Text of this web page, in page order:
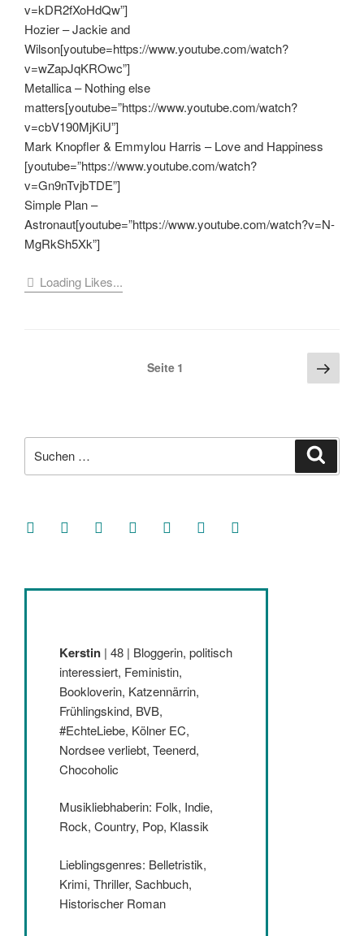
v=kDR2fXoHdQw”]
Hozier – Jackie and
Wilson[youtube=https://www.youtube.com/watch?
v=wZapJqKROwc”]
Metallica – Nothing else
matters[youtube=”https://www.youtube.com/watch?
v=cbV190MjKiU”]
Mark Knopfler & Emmylou Harris – Love and Happiness
[youtube=”https://www.youtube.com/watch?
v=Gn9nTvjbTDE”]
Simple Plan –
Astronaut[youtube=”https://www.youtube.com/watch?v=N-
MgRkSh5Xk”]
Loading Likes...
Seitennummerierung
Seite 1
Seite
nach:
facebooksoundcloud
twitter mastodoninstagramthreads goodreads
Kerstin | 48 | Bloggerin, politisch
interessiert, Feministin,
Bookloverin, Katzennärrin,
Frühlingskind, BVB,
#EchteLiebe, Kölner EC,
Nordsee verliebt, Teenerd,
Chocoholic
Musikliebhaberin: Folk, Indie,
Rock, Country, Pop, Klassik
Lieblingsgenres: Belletristik,
Krimi, Thriller, Sachbuch,
Historischer Roman